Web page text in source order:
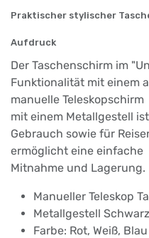
Praktischer stylischer
Aufdruck
Der Taschenschirm im
Funktionalität mit einem
manuelle Teleskopschirm
mit einem Metallgestell
Gebrauch sowie für
ermöglicht eine einfache
Mitnahme und Lagerung.
Manueller Teleskop
Metallgestell
Farbe: Rot, Weiß, Blau